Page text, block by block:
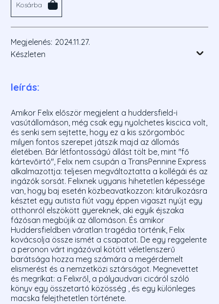
Kosárba
Megjelenés: 2024.11.27.
Készleten
leírás:
Amikor Felix először megjelent a huddersfield-i
vasútállomáson, még csak egy nyolchetes kiscica volt,
és senki sem sejtette, hogy ez a kis szőrgombóc
milyen fontos szerepet játszik majd az állomás
életében. Bár létfontosságú állást tölt be, mint "fő
kártevőirtó", Felix nem csupán a TransPennine Express
alkalmazottja: teljesen megváltoztatta a kollégái és az
ingázók sorsát. Felixnek ugyanis hihetetlen képessége
van, hogy baj esetén közbeavatkozzon: kitárulkozásra
késztet egy autista fiút vagy éppen vigaszt nyújt egy
otthonról elszökött gyereknek, aki egyik éjszaka
fázósan megbújik az állomáson. És amikor
Huddersfieldben váratlan tragédia történik, Felix
kovácsolja össze ismét a csapatot. De egy reggelente
a peronon várt ingázóval kötött véletlenszerű
barátsága hozza meg számára a megérdemelt
elismerést és a nemzetközi sztárságot. Megnevettet
és megríkat: a Felixről, a pályaudvari cicáról szóló
könyv egy összetartó közösség , és egy különleges
macska felejthetetlen története.